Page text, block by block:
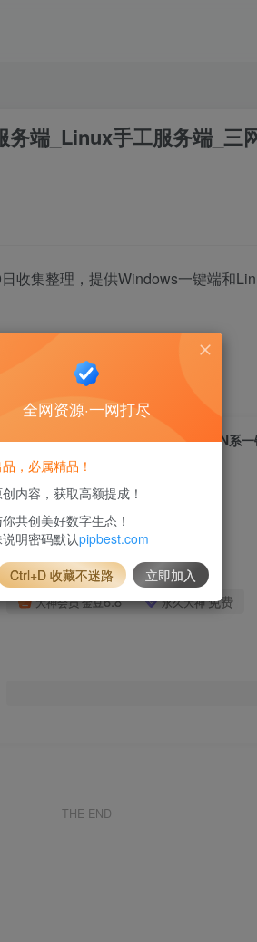
务端_Linux手工服务端_
收集整理，提供Windows一键端和
此内容为付费资源，请付费后查看
金豆 9.8 限时特惠
38.8
大神会员金豆6.8 永久大神免费
THE END
全网资源·一网打尽
，必属精品！
内容，获取高额提成！
共创美好数字生态！
明密码默认pipbest.com
Ctrl+D 收藏不迷路 立即加入